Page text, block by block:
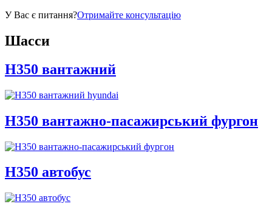
У Вас є питання?Отримайте консультацію
Шасси
H350 вантажний
H350 вантажно-пасажирський фургон
H350 автобус